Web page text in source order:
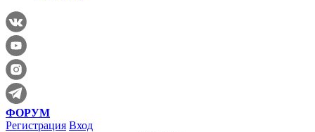
ФОРУМ
Регистрация Вход